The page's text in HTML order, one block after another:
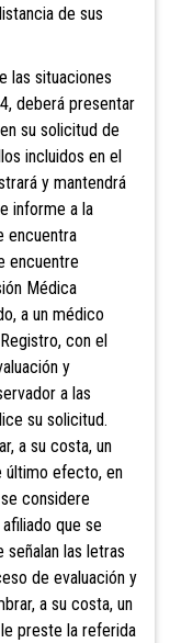
de sus
las situaciones
deberá presentar
su solicitud de
incluidos en el
y mantendrá
informe a la
encuentra
encuentre
Médica
a un médico
con el
y
a las
su solicitud.
a su costa, un
último efecto, en
considere
que se
señalan las letras
de evaluación y
a su costa, un
preste la referida